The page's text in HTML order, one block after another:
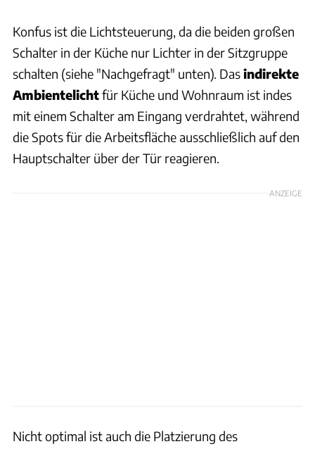
Konfus ist die Lichtsteuerung, da die beiden großen
Schalter in der Küche nur Lichter in der Sitzgruppe
schalten (siehe "Nachgefragt" unten). Dasindirekte
Ambientelichtfür Küche und Wohnraum ist indes
mit einem Schalter am Eingang verdrahtet, während
die Spots für die Arbeitsfläche ausschließlich auf den
Hauptschalter über der Tür reagieren.
ANZEIGE
Nicht optimal ist auch die Platzierung des